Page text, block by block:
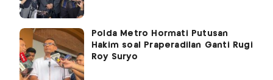
Polda Metro Hormati Putusan
Hakim soal Praperadilan Ganti Rugi
Roy Suryo